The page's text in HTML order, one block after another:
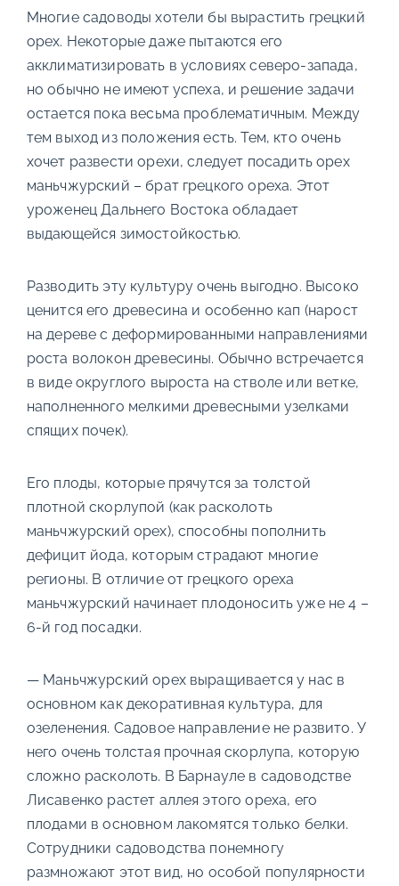
Многие садоводы хотели бы вырастить грецкий
орех. Некоторые даже пытаются его
акклиматизировать в условиях северо-запада,
но обычно не имеют успеха, и решение задачи
остается пока весьма проблематичным. Между
тем выход из положения есть. Тем, кто очень
хочет развести орехи, следует посадить орех
маньчжурский – брат грецкого ореха. Этот
уроженец Дальнего Востока обладает
выдающейся зимостойкостью.
Разводить эту культуру очень выгодно. Высоко
ценится его древесина и особенно кап (нарост
на дереве с деформированными направлениями
роста волокон древесины. Обычно встречается
в виде округлого выроста на стволе или ветке,
наполненного мелкими древесными узелками
спящих почек).
Его плоды, которые прячутся за толстой
плотной скорлупой (как расколоть
маньчжурский орех), способны пополнить
дефицит йода, которым страдают многие
регионы. В отличие от грецкого ореха
маньчжурский начинает плодоносить уже не 4 –
6-й год посадки.
— Маньчжурский орех выращивается у нас в
основном как декоративная культура, для
озеленения. Садовое направление не развито. У
него очень толстая прочная скорлупа, которую
сложно расколоть. В Барнауле в садоводстве
Лисавенко растет аллея этого ореха, его
плодами в основном лакомятся только белки.
Сотрудники садоводства понемногу
размножают этот вид, но особой популярности